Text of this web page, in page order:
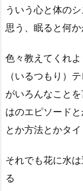
ういう心と体の
思う、眠ると何
色々教えてくれ
（いるつもり）
がいろんなこと
はのエピソード
とか方法とかタ
それでも花に水
る